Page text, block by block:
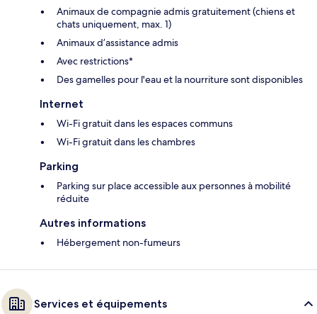
Animaux de compagnie admis gratuitement (chiens et
chats uniquement, max. 1)
Animaux d’assistance admis
Avec restrictions*
Des gamelles pour l'eau et la nourriture sont disponibles
Internet
Wi-Fi gratuit dans les espaces communs
Wi-Fi gratuit dans les chambres
Parking
Parking sur place accessible aux personnes à mobilité
réduite
Autres informations
Hébergement non-fumeurs
Services et équipements